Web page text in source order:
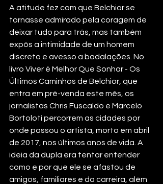
A atitude fez com que Belchior se
tornasse admirado pela coragem de
deixar tudo para trás, mas também
expôs a intimidade de um homem
discreto e avesso a badalações. No
livro Viver é Melhor Que Sonhar - Os
Últimos Caminhos de Belchior, que
entra em pré-venda este mês, os
jornalistas Chris Fuscaldo e Marcelo
Bortoloti percorrem as cidades por
onde passou o artista, morto em abril
de 2017, nos últimos anos de vida. A
ideia da dupla era tentar entender
como e por que ele se afastou de
amigos, familiares e da carreira, além